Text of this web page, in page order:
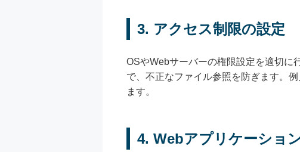
3. アクセス制限の設定
OSやWebサーバーの権限設定を適切に
で、不正なファイル参照を防ぎます。
ます。
4. Webアプリケーショ